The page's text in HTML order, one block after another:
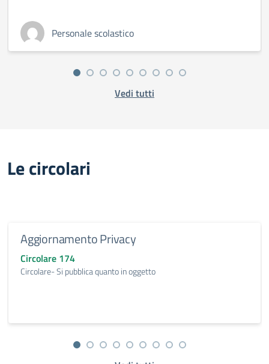
Personale scolastico
Vedi tutti
Le circolari
Aggiornamento Privacy
Circolare 174
Circolare- Si pubblica quanto in oggetto